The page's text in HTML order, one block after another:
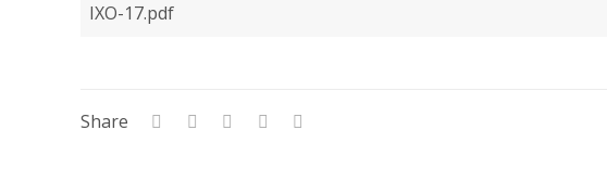
IXO-17.pdf
Share